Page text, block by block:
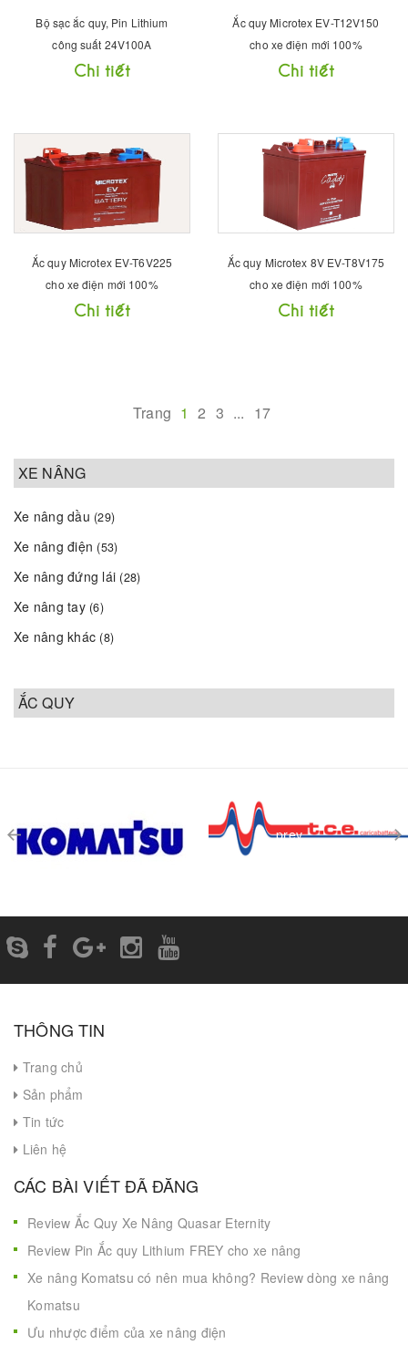
Bộ sạc ắc quy, Pin Lithium
công suất 24V100A
Chi tiết
Ắc quy Microtex EV-T12V150
cho xe điện mới 100%
Chi tiết
Ắc quy Microtex EV-T6V225
cho xe điện mới 100%
Chi tiết
Ắc quy Microtex 8V EV-T8V175
cho xe điện mới 100%
Chi tiết
Trang 1 2 3 ... 17
XE NÂNG
Xe nâng dầu (29)
Xe nâng điện (53)
Xe nâng đứng lái (28)
Xe nâng tay (6)
Xe nâng khác (8)
ẮC QUY
prev
THÔNG TIN
Trang chủ
Sản phẩm
Tin tức
Liên hệ
CÁC BÀI VIẾT ĐÃ ĐĂNG
Review Ắc Quy Xe Nâng Quasar Eternity
Review Pin Ắc quy Lithium FREY cho xe nâng
Xe nâng Komatsu có nên mua không? Review dòng xe nâng
Komatsu
Ưu nhược điểm của xe nâng điện